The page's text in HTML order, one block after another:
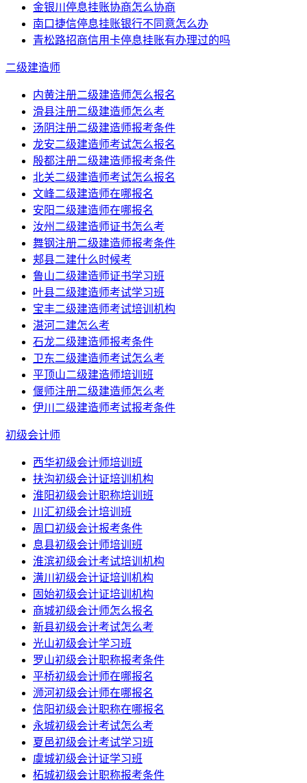
金银川停息挂账协商怎么协商
南口捷信停息挂账银行不同意怎么办
青松路招商信用卡停息挂账有办理过的吗
二级建造师
内黄注册二级建造师怎么报名
滑县注册二级建造师怎么考
汤阴注册二级建造师报考条件
龙安二级建造师考试怎么报名
殷都注册二级建造师报考条件
北关二级建造师考试怎么报名
文峰二级建造师在哪报名
安阳二级建造师在哪报名
汝州二级建造师证书怎么考
舞钢注册二级建造师报考条件
郏县二建什么时候考
鲁山二级建造师证书学习班
叶县二级建造师考试学习班
宝丰二级建造师考试培训机构
湛河二建怎么考
石龙二级建造师报考条件
卫东二级建造师考试怎么考
平顶山二级建造师培训班
偃师注册二级建造师怎么考
伊川二级建造师考试报考条件
初级会计师
西华初级会计师培训班
扶沟初级会计证培训机构
淮阳初级会计职称培训班
川汇初级会计培训班
周口初级会计报考条件
息县初级会计师培训班
淮滨初级会计考试培训机构
潢川初级会计证培训机构
固始初级会计证培训机构
商城初级会计师怎么报名
新县初级会计考试怎么考
光山初级会计学习班
罗山初级会计职称报考条件
平桥初级会计师在哪报名
浉河初级会计师在哪报名
信阳初级会计职称在哪报名
永城初级会计考试怎么考
夏邑初级会计考试学习班
虞城初级会计证学习班
柘城初级会计职称报考条件